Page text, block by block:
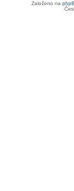
Založeno na